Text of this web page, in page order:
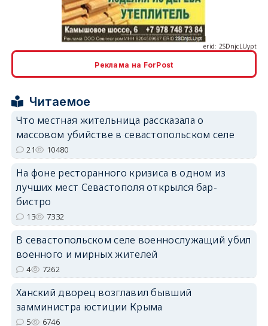
erid: 2SDnjdPjgYS
Реклама на ForPost
Читаемое
Что местная жительница рассказала о
массовом убийстве в севастопольском селе
21 10480
На фоне ресторанного кризиса в одном из
лучших мест Севастополя открылся бар-
бистро
13 7332
В севастопольском селе военнослужащий убил
военного и мирных жителей
4 7262
Ханский дворец возглавил бывший
замминистра юстиции Крыма
5 6746